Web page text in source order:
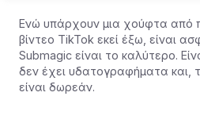
Ενώ υπάρχουν μια χούφτα από
βίντεο TikTok εκεί έξω, είναι
Submagic είναι το καλύτερο.
δεν έχει υδατογραφήματα και,
είναι δωρεάν.